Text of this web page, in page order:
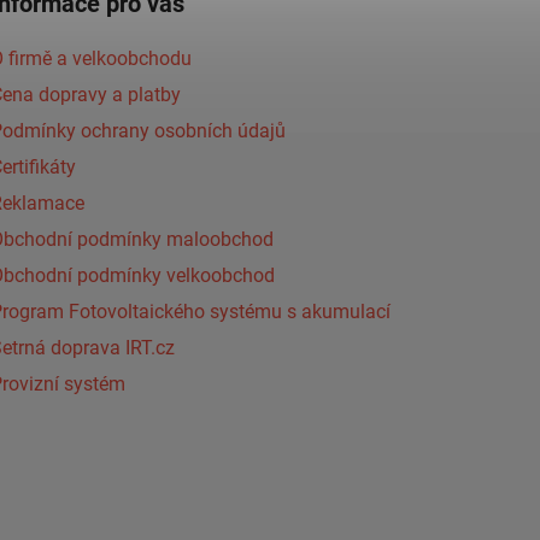
firmě a velkoobchodu
dopravy a platby
ochrany osobních údajů
podmínky maloobchod
podmínky velkoobchod
Fotovoltaického systému s akumulací
doprava IRT.cz
systém